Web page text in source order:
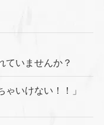
ていませんか？
ゃいけない！！」